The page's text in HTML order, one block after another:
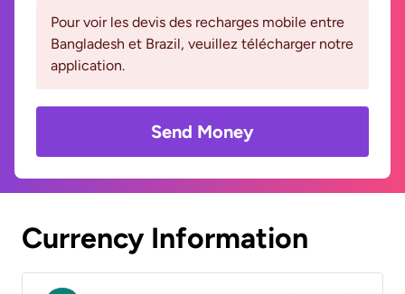
Pour voir les devis des recharges mobile entre
Bangladesh et Brazil, veuillez télécharger notre
application.
Send Money
Currency Information